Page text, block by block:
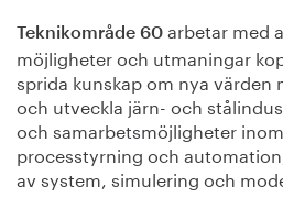
Teknikområde 60 arbetar med
möjligheter och utmaningar
sprida kunskap om nya värden
och utveckla järn- och
och samarbetsmöjligheter
processtyrning och
av system, simulering och